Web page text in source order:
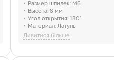
Размер шпилек: M6
Высота: 8 мм
Угол открытия: 180°
Материал: Латунь
Покрытие:Без покрытия, Никель
Отрасли:Промышленность и
Дивитися більше